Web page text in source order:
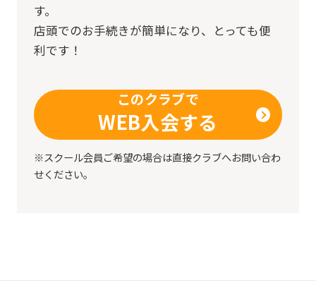
す。
店頭でのお手続きが簡単になり、とっても便
利です！
このクラブで
WEB入会する
※スクール会員ご希望の場合は直接クラブへお問い合わ
せください。